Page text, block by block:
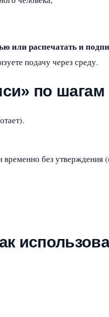
или распечатать и
подачу через среду.
по шагам
временно без утверждения